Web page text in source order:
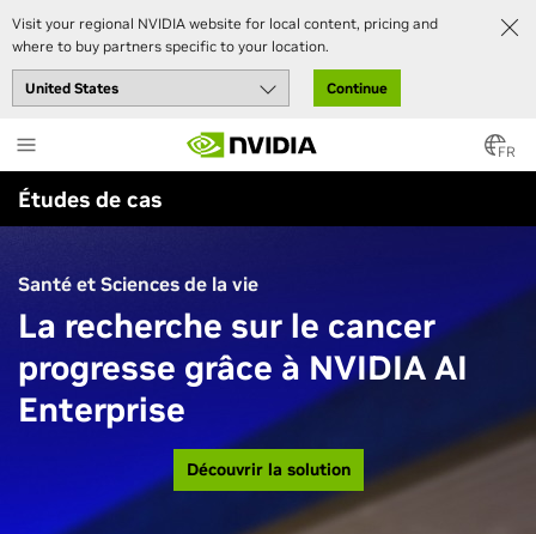
Visit your regional NVIDIA website for local content, pricing and
where to buy partners specific to your location.
Continue
to
main
content
FR
Études de cas
Santé et Sciences de la vie
La recherche sur le cancer
progresse grâce à NVIDIA AI
Enterprise
Découvrir la solution